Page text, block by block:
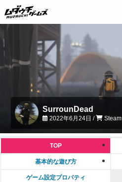
SurrounDead
2022年6月24日 / Steam
TOP
基本的な遊び方
ゲーム設定プロパティ